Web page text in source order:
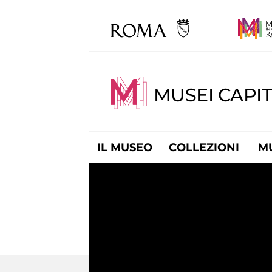
MUSEI
IL MUSEO COLLEZIONI